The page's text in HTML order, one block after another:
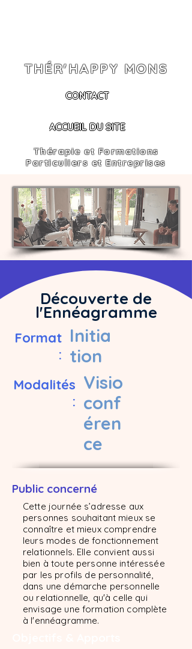
THÉR'HAPPY MONS
Thérapie et Formations
Particuliers et Entreprises
ACCUEIL DU SITE
CONTACT
Découverte de
l'Ennéagramme
Format
:
Initia
tion
Modalités
:
Visio
conf
éren
ce
Public concerné
Cette journée s’adresse aux
personnes souhaitant mieux se
connaître et mieux comprendre
leurs modes de fonctionnement
relationnels. Elle convient aussi
bien à toute personne intéressée
par les profils de personnalité,
dans une démarche personnelle
ou relationnelle, qu'à celle qui
envisage une formation complète
à l'ennéagramme.